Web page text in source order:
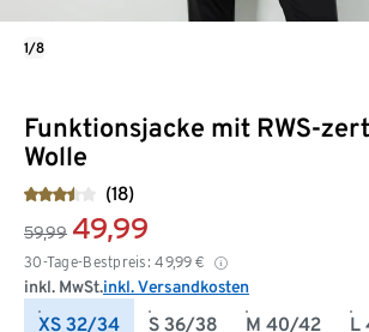
Funktionsjacke mit RWS-
Wolle
(18)
59,99 49,99
30-Tage-Bestpreis: 49,99 €
inkl. MwSt.inkl. Versandkosten
XS 32/34 S 36/38 M 40/42 L
1/8